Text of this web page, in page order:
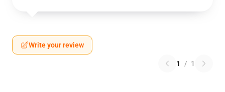
Write your review
1 / 1